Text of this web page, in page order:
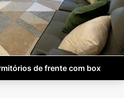
de frente com box